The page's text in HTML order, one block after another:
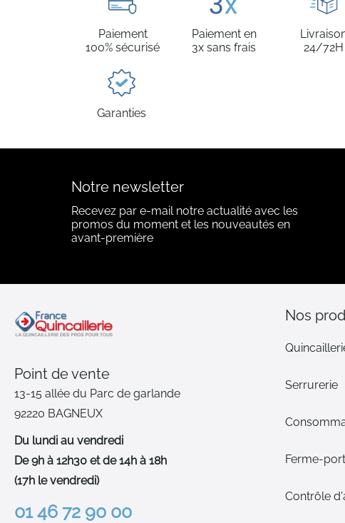
Paiement
100% sécurisé
Paiement en
3x sans frais
24/72H
Garanties
Notre newsletter
Recevez par e-mail notre actualité avec les
promos du moment et les nouveautés en
avant-première
Point de vente
13-15 allée du Parc de garlande
92220 BAGNEUX
Du lundi au vendredi
De 9h à 12h30 et de 14h à 18h
(17h le vendredi)
01 46 72 90 00
Nos
Serrurerie
Ferme-
Contrôle